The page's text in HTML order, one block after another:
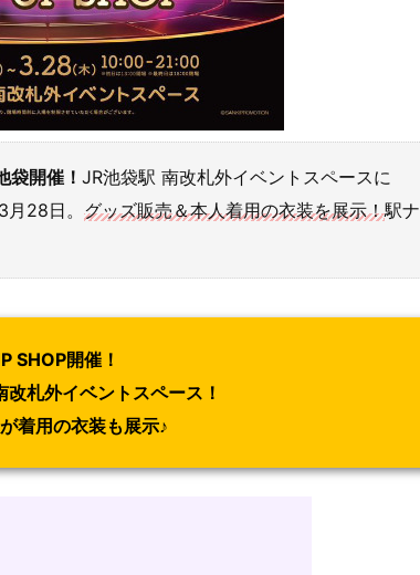
袋開催！ JR池袋駅 南改札外イベントスペースに
28日。 グッズ販売＆本人着用の衣装を展示！駅ナ
SHOP開催！
改札外イベントスペース！
着用の衣装も展示♪